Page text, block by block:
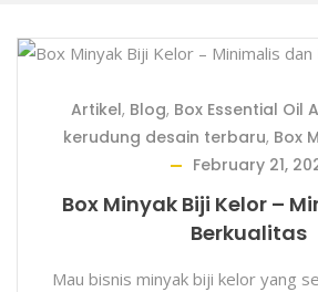
Artikel, Blog, Box Essential Oil
kerudung desain terbaru, Box
February 21,
Box Minyak Biji Kelor –
Berkualitas
Mau bisnis minyak biji kelor yang